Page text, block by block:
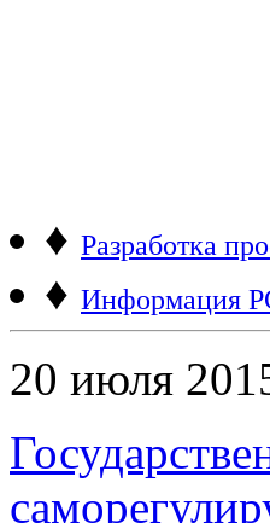
♦ Разработка
♦ Информация
20 июля